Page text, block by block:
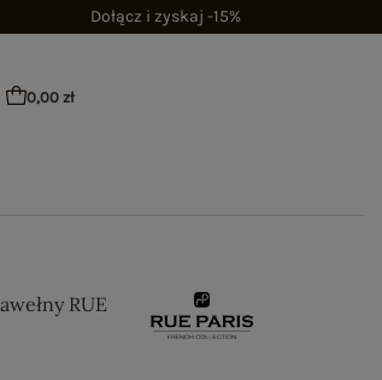
Dołącz i zyskaj -15%
0,00 zł
RUE